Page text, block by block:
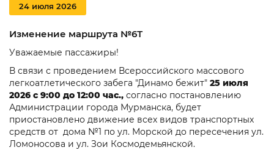
24 июля 2026
Изменение маршрута №6Т
Уважаемые пассажиры!
В связи с проведением Всероссийского массового
легкоатлетического забега "Динамо бежит" 25 июля
2026 с 9:00 до 12:00 час., согласно постановлению
Администрации города Мурманска, будет
приостановлено движение всех видов транспортных
средств от дома №1 по ул. Морской до пересечения ул.
Ломоносова и ул. Зои Космодемьянской.